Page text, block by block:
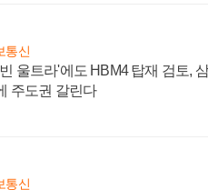
통신
울트라'에도 HBM4 탑재 검토,
주도권 갈린다
통신